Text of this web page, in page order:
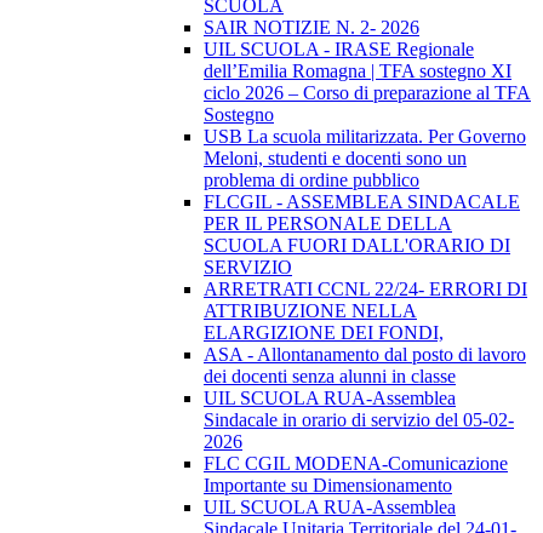
SCUOLA
SAIR NOTIZIE N. 2- 2026
UIL SCUOLA - IRASE Regionale
dell’Emilia Romagna | TFA sostegno XI
ciclo 2026 – Corso di preparazione al TFA
Sostegno
USB La scuola militarizzata. Per Governo
Meloni, studenti e docenti sono un
problema di ordine pubblico
FLCGIL - ASSEMBLEA SINDACALE
PER IL PERSONALE DELLA
SCUOLA FUORI DALL'ORARIO DI
SERVIZIO
ARRETRATI CCNL 22/24- ERRORI DI
ATTRIBUZIONE NELLA
ELARGIZIONE DEI FONDI,
ASA - Allontanamento dal posto di lavoro
dei docenti senza alunni in classe
UIL SCUOLA RUA-Assemblea
Sindacale in orario di servizio del 05-02-
2026
FLC CGIL MODENA-Comunicazione
Importante su Dimensionamento
UIL SCUOLA RUA-Assemblea